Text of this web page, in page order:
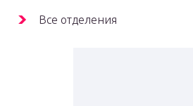
Все отделения